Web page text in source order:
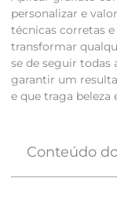
personalizar e
técnicas corretas
transformar
se de seguir todas
garantir um
e que traga beleza
Conteúdo